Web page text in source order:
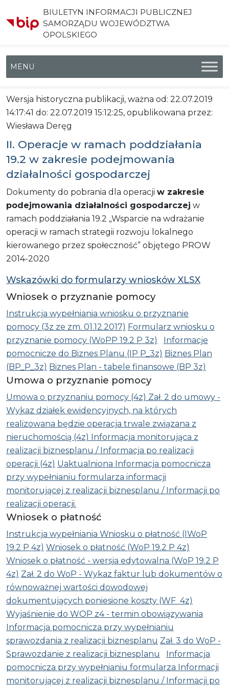
BIULETYN INFORMACJI PUBLICZNEJ
SAMORZĄDU WOJEWÓDZTWA
OPOLSKIEGO
Menu główne
Wersja historyczna publikacji, ważna od: 22.07.2019
14:17:41 do: 22.07.2019 15:12:25, opublikowana przez:
Wiesława Deręg
II. Operacje w ramach poddziałania
19.2 w zakresie podejmowania
działalności gospodarczej
Dokumenty do pobrania dla operacji w zakresie
podejmowania działalności gospodarczej w
ramach poddziałania 19.2 „Wsparcie na wdrażanie
operacji w ramach strategii rozwoju lokalnego
kierowanego przez społeczność” objętego PROW
2014-2020
Wskazówki do formularzy wniosków XLSX
Wniosek o przyznanie pomocy
Instrukcja wypełniania wniosku o przyznanie
pomocy (3z ze zm. 01.12.2017) Formularz wniosku o
przyznanie pomocy (WoPP 19.2 P 3z)
Informacje
pomocnicze do Biznes Planu (IP P_3z) Biznes Plan
(BP_P_3z) Biznes Plan - tabele finansowe (BP 3z)
Umowa o przyznanie pomocy
Umowa o przyznaniu pomocy (4z) Zał. 2 do umowy -
Wykaz działek ewidencyjnych, na których
realizowana będzie operacja trwale związana z
nieruchomością (4z) Informacja monitorująca z
realizacji biznesplanu / Informacja po realizacji
operacji (4z) Uaktualniona Informacja pomocnicza
przy wypełnianiu formularza informacji
monitorującej z realizacji biznesplanu / Informacji po
realizacji operacji.
Wniosek o płatność
Instrukcja wypełniania Wniosku o płatność (IWoP
19.2 P 4z) Wniosek o płatność (WoP 19.2 P 4z)
Wniosek o płatność - wersja edytowalna (WoP 19.2 P
4z) Zał. 2 do WoP - Wykaz faktur lub dokumentów o
równoważnej wartości dowodowej
dokumentujących poniesione koszty (WF 4z)
Wyjaśnienie do WOP z4 - termin obowiązywania
Informacja pomocnicza przy wypełnianiu
sprawozdania z realizacji biznesplanu Zał. 3 do WoP -
Sprawozdanie z realizacji biznesplanu
Informacja
pomocnicza przy wypełnianiu formularza Informacji
monitorującej z realizacji biznesplanu / Informacji po